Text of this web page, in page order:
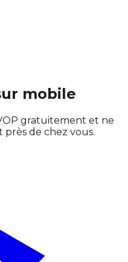
mobile
gratuitement et ne
de chez vous.